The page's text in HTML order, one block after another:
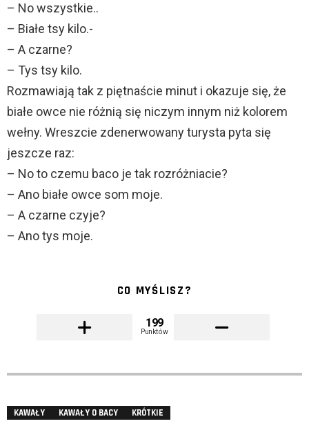
– No wszystkie..
– Białe tsy kilo.-
– A czarne?
– Tys tsy kilo.
Rozmawiają tak z piętnaście minut i okazuje się, że
białe owce nie różnią się niczym innym niż kolorem
wełny. Wreszcie zdenerwowany turysta pyta się
jeszcze raz:
– No to czemu baco je tak rozróżniacie?
– Ano białe owce som moje.
– A czarne czyje?
– Ano tys moje.
CO MYŚLISZ?
199
Punktów
KAWAŁY KAWAŁY O BACY KRÓTKIE